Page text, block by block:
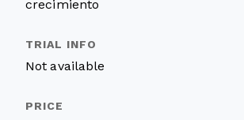
crecimiento
Not available